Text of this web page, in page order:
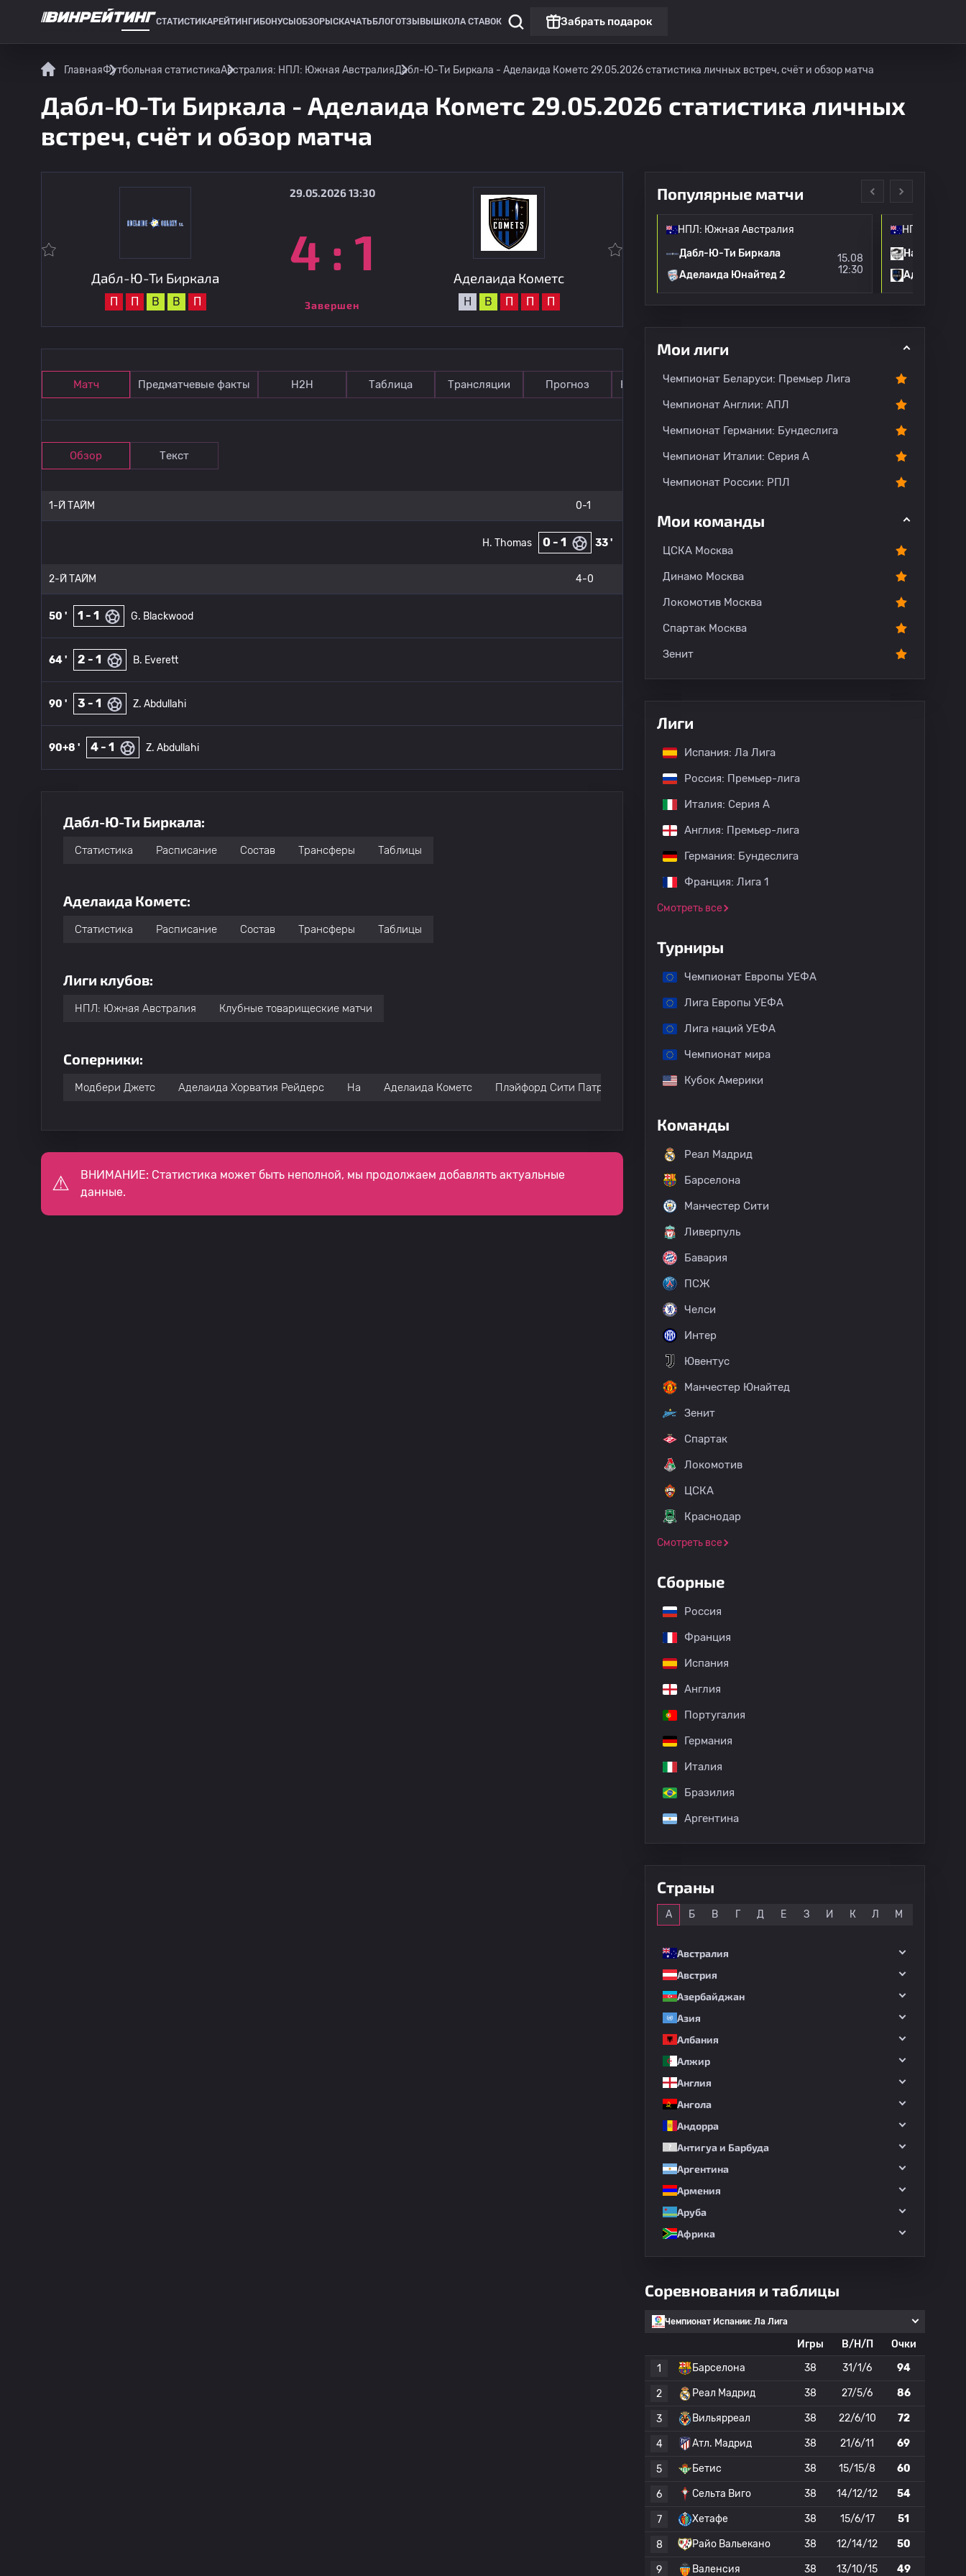
СТАТИСТИКАРЕЙТИНГИ БОНУСЫ ОБЗОРЫ СКАЧАТЬ БЛОГОТЗЫВЫ ШКОЛА СТАВОК Забрать подарок
ГлавнаяФутбольная статистикаАвстралия: НПЛ: Южная АвстралияДабл-Ю-Ти Биркала - Аделаида Кометс 29.05.2026 статистика личных встреч, счёт и обзор матча
Дабл-Ю-Ти Биркала - Аделаида Кометс 29.05.2026 статистика личных
встреч, счёт и обзор матча
Дабл-Ю-Ти Биркала
П П В В П
29.05.2026 13:30
4 : 1
Завершен
Аделаида Кометс
Н В П П П
Матч Предматчевые факты Н2Н Таблица Трансляции Прогноз Комментарии
Обзор Текст
1-Й ТАЙМ 0-1
33 '
0 - 1
H. Thomas
2-Й ТАЙМ 4-0
50 ' 1 - 1 G. Blackwood
64 ' 2 - 1 B. Everett
90 ' 3 - 1 Z. Abdullahi
90+8 ' 4 - 1 Z. Abdullahi
Дабл-Ю-Ти Биркала:
Статистика Расписание Состав Трансферы Таблицы
Аделаида Кометс:
Статистика Расписание Состав Трансферы Таблицы
Лиги клубов:
НПЛ: Южная Австралия Клубные товарищеские матчи
Соперники:
Модбери Джетс Аделаида Хорватия Рейдерс На Аделаида Кометс Плэйфорд Сити Патриотс Крауден Кампбелтаун Сити
ВНИМАНИЕ: Статистика может быть неполной, мы продолжаем добавлять актуальные
данные.
Популярные матчи
НПЛ: Южная Австралия
Аделаида Кометс
15.08
НПЛ: Южная Австралия
Дабл-Ю-Ти Биркала
Аделаида Юнайтед 2
15.08
12:30
НПЛ: Южная
На
Аделаида
Мои лиги
Чемпионат Беларуси: Премьер Лига
Чемпионат Англии: АПЛ
Чемпионат Германии: Бундеслига
Чемпионат Италии: Серия А
Чемпионат России: РПЛ
Мои команды
ЦСКА Москва
Динамо Москва
Локомотив Москва
Спартак Москва
Зенит
Лиги
Испания: Ла Лига
Россия: Премьер-лига
Италия: Серия А
Англия: Премьер-лига
Германия: Бундеслига
Франция: Лига 1
Смотреть все
Турниры
Чемпионат Европы УЕФА
Лига Европы УЕФА
Лига наций УЕФА
Чемпионат мира
Кубок Америки
Команды
Реал Мадрид
Барселона
Манчестер Сити
Ливерпуль
Бавария
ПСЖ
Челси
Интер
Ювентус
Манчестер Юнайтед
Зенит
Спартак
Локомотив
ЦСКА
Краснодар
Смотреть все
Сборные
Россия
Франция
Испания
Англия
Португалия
Германия
Италия
Бразилия
Аргентина
Страны
А Б В Г Д Е З И К Л М
Австралия
Австрия
Азербайджан
Азия
Албания
Алжир
Англия
Ангола
Андорра
Антигуа и Барбуда
Аргентина
Армения
Аруба
Африка
Соревнования и таблицы
Чемпионат Испании: Ла Лига
Игры В/Н/П
Очки
1
Барселона 38 31/1/6 94
2 Реал Мадрид 38 27/5/6 86
3 Вильярреал 38 22/6/10 72
4 Атл. Мадрид 38 21/6/11 69
5 Бетис 38 15/15/8 60
6 Сельта Виго 38 14/12/12 54
7 Хетафе 38 15/6/17 51
8 Райо Вальекано 38 12/14/12 50
9 Валенсия 38 13/10/15 49